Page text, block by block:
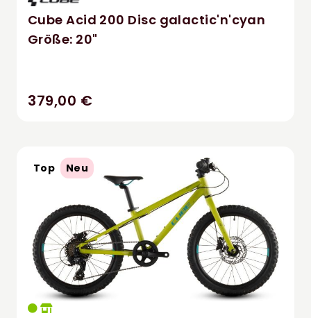
Cube Acid 200 Disc galactic'n'cyan
Größe: 20"
379,00 €
Top Neu